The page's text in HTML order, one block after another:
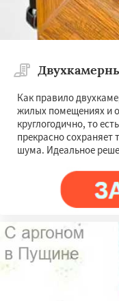
Как правило
жилых помещениях и
круглогодично, то
прекрасно сохраняет
шума. Идеальное